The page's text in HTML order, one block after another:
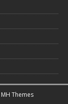
MH Themes